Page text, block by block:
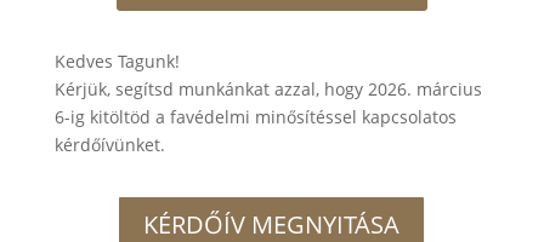
Kedves Tagunk!
Kérjük, segítsd munkánkat azzal, hogy 2026. március
6-ig kitöltöd a favédelmi minősítéssel kapcsolatos
kérdőívünket.
KÉRDŐÍV MEGNYITÁSA